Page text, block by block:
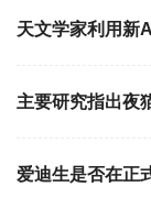
天文学家利用新
主要研究指出夜
爱迪生是否在正